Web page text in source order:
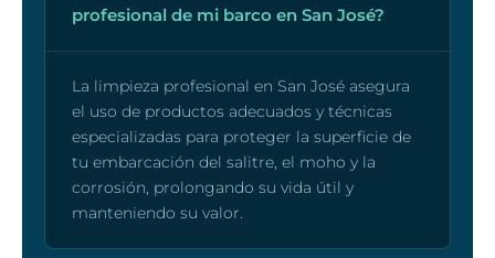
profesional de mi barco en San José?
La limpieza profesional en San José asegura
el uso de productos adecuados y técnicas
especializadas para proteger la superficie de
tu embarcación del salitre, el moho y la
corrosión, prolongando su vida útil y
manteniendo su valor.